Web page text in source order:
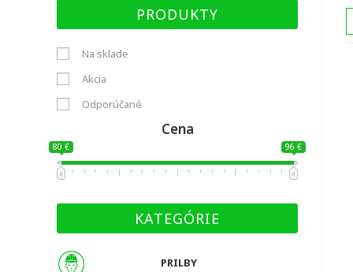
PRODUKTY
Cena
Na sklade
Akcia
Odporúčané
80 € 96 €
KATEGÓRIE
PRILBY